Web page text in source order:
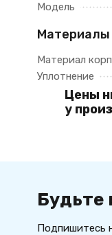
Модель
Материалы
Материал
Уплотнение
Цены
у
Будьте
Подпишитесь